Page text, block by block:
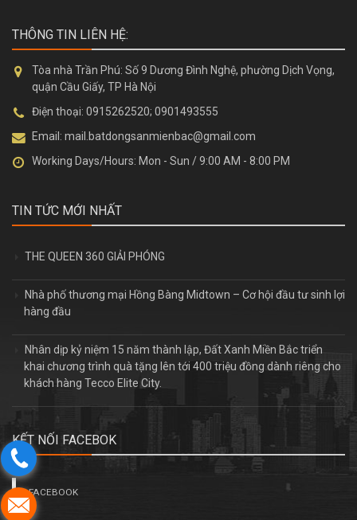
THÔNG TIN LIÊN HỆ:
Tòa nhà Trần Phú: Số 9 Dương Đình Nghệ, phường Dịch Vọng,
quận Cầu Giấy, TP Hà Nội
Điện thoại: 0915262520; 0901493555
Email: mail.batdongsanmienbac@gmail.com
Working Days/Hours: Mon - Sun / 9:00 AM - 8:00 PM
TIN TỨC MỚI NHẤT
THE QUEEN 360 GIẢI PHÓNG
Nhà phố thương mại Hồng Bàng Midtown – Cơ hội đầu tư sinh lợi
hàng đầu
Nhân dịp kỷ niệm 15 năm thành lập, Đất Xanh Miền Bắc triển
khai chương trình quà tặng lên tới 400 triệu đồng dành riêng cho
khách hàng Tecco Elite City.
KẾT NỐI FACEBOK
FACEBOOK